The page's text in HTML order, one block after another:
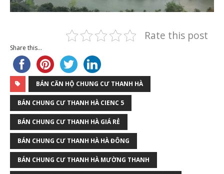
Rate this post
Share this...
BÁN CĂN HỘ CHUNG CƯ THANH HÀ
BÁN CHUNG CƯ THANH HÀ CIENC 5
BÁN CHUNG CƯ THANH HÀ GIÁ RẺ
BÁN CHUNG CƯ THANH HÀ HÀ ĐÔNG
BÁN CHUNG CƯ THANH HÀ MƯỜNG THANH